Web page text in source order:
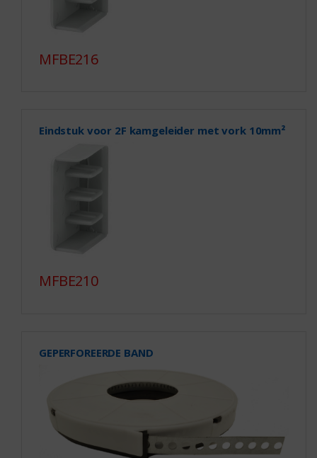
MFBE216
Eindstuk voor 2F kamgeleider met vork 10mm²
MFBE210
GEPERFOREERDE BAND